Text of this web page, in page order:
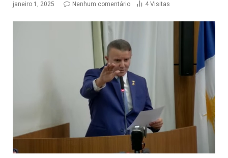
janeiro 1, 2025 Nenhum comentário 4 Visitas